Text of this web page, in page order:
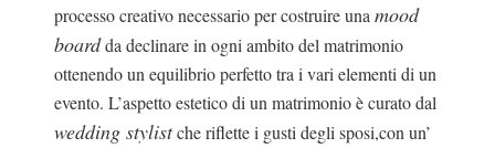
processo creativo necessario per costruire unamood
boardda declinare in ogni ambito del matrimonio
ottenendo un equilibrio perfetto tra i vari elementi di un
evento. L’aspetto estetico di un matrimonio è curato dal
wedding stylistche riflette i gusti degli sposi,con un’